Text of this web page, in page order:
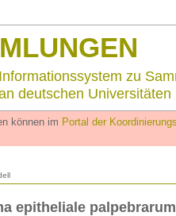
Informationssystem zu
deutschen Universitäten
können im Portal der
epitheliale